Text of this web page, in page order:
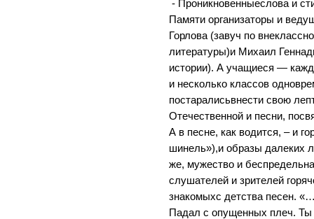
- Проникновенныеслова и
Памяти организаторы и
Горлова (завуч по
литературы)и Михаил
истории). А учащиеся —
и несколько классов
постаралисьвнести свою
Отечественной и песни,
А в песне, как водится, – и
шинель»),и образы далеких
же, мужество и
слушателей и зрителей
знакомыхс детства песен.
Падал с опущенных плеч. Ты